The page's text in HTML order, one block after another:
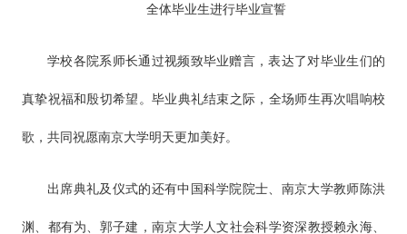
全体毕业生进行毕业宣誓
学校各院系师长通过视频致毕业赠言，表达了对毕业生们的
真挚祝福和殷切希望。毕业典礼结束之际，全场师生再次唱响校
歌，共同祝愿南京大学明天更加美好。
出席典礼及仪式的还有中国科学院院士、南京大学教师陈洪
渊、都有为、郭子建，南京大学人文社会科学资深教授赖永海、